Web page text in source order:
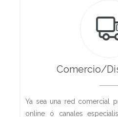
Comercio/
Ya sea una red comercial
online ó canales